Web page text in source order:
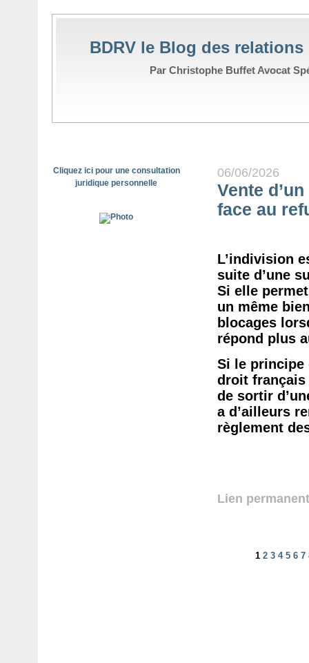
BDRV le Blog des
Par Christophe Buffet Avocat
Cliquez ici pour une consultation
juridique personnelle
06/06/2026
Vente
face au
L’indivision
suite d’une
Si elle
un même
blocages
répond plus
Si le principe
droit français
de sortir
a d’ailleurs
règlement
Lien permanent
1 2 3 4 5 6 7